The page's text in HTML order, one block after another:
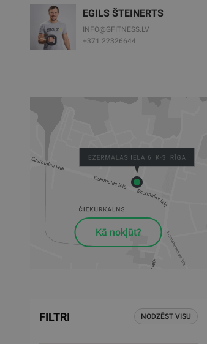
EGILS ŠTEINERTS
INFO@GFITNESS.LV
+371 22326644
Kā nokļūt?
FILTRI NODZĒST VISU